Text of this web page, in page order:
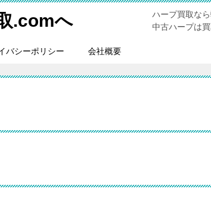
.comへ
ハープ買取な
中古ハープは
バシーポリシー 会社概要